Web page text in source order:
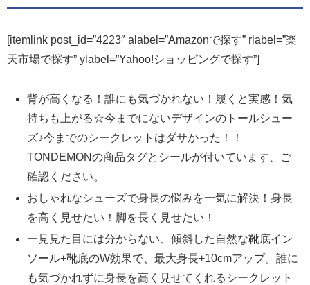
[itemlink post_id=”4223″ alabel=”Amazonで探す” rlabel=”楽
天市場で探す” ylabel=”Yahoo!ショッピングで探す”]
背が高くなる！誰にも気づかれない！履くと実感！気
持ちも上がる☆今までにないデザインのトールシュー
ズ♪今までのシークレットはダサかった！！
TONDEMONの商品タグとシールが付いています、ご
確認ください。
おしゃれなシューズで身長の悩みを一気に解決！身長
を高く見せたい！脚を長く見せたい！
一見見た目には分からない、傾斜した自然な靴底イン
ソール+靴底のW効果で、最大身長+10cmアップ。誰に
も気づかれずに身長を高く見せてくれるシークレット